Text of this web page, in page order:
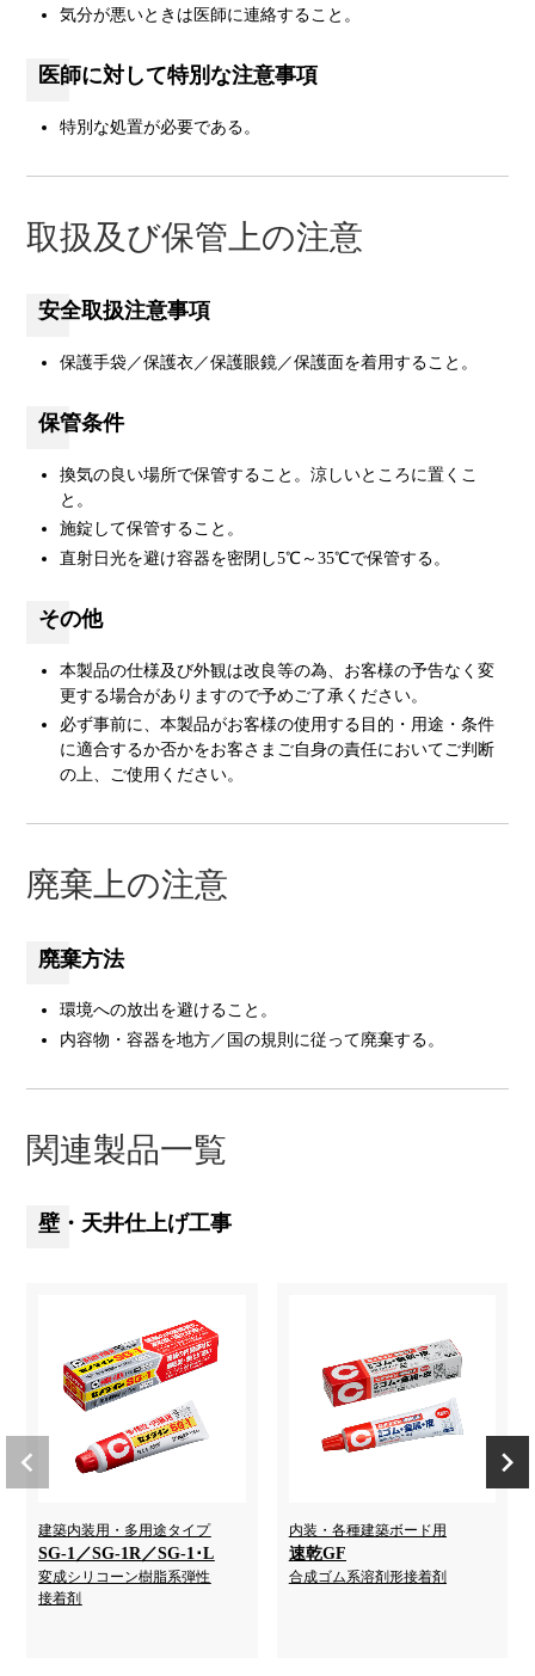
気分が悪いときは医師に連絡すること。
医師に対して特別な注意事項
特別な処置が必要である。
取扱及び保管上の注意
安全取扱注意事項
保護手袋／保護衣／保護眼鏡／保護面を着用すること。
保管条件
換気の良い場所で保管すること。涼しいところに置くこ
と。
施錠して保管すること。
直射日光を避け容器を密閉し5℃～35℃で保管する。
その他
本製品の仕様及び外観は改良等の為、お客様の予告なく変
更する場合がありますので予めご了承ください。
必ず事前に、本製品がお客様の使用する目的・用途・条件
に適合するか否かをお客さまご自身の責任においてご判断
の上、ご使用ください。
廃棄上の注意
廃棄方法
環境への放出を避けること。
内容物・容器を地方／国の規則に従って廃棄する。
関連製品一覧
壁・天井仕上げ工事
建築内装用・多用途タイプ
SG-1／SG-1R／SG-1･L
変成シリコーン樹脂系弾性
接着剤
内装・各種建築ボード用
速乾GF
合成ゴム系溶剤形接着剤